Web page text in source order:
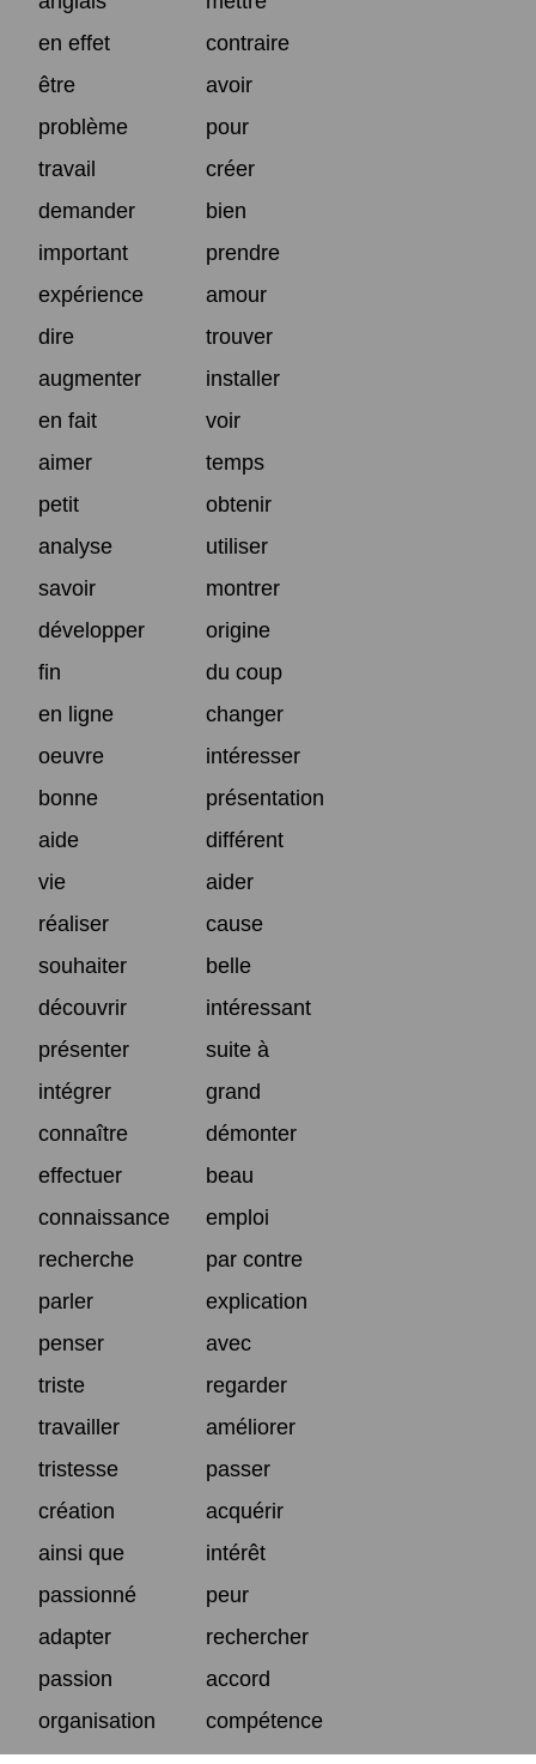
en effet
contraire
être
avoir
problème
pour
travail
créer
demander
bien
important
prendre
expérience
amour
dire
trouver
augmenter
installer
en fait
voir
aimer
temps
petit
obtenir
analyse
utiliser
savoir
montrer
développer
origine
fin
du coup
en ligne
changer
oeuvre
intéresser
bonne
présentation
aide
différent
vie
aider
réaliser
cause
souhaiter
belle
découvrir
intéressant
présenter
suite à
intégrer
grand
connaître
démonter
effectuer
beau
connaissance
emploi
recherche
par contre
parler
explication
penser
avec
triste
regarder
travailler
améliorer
tristesse
passer
création
acquérir
ainsi que
intérêt
passionné
peur
adapter
rechercher
passion
accord
organisation
compétence